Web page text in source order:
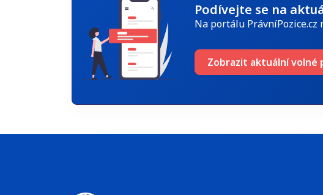
Podívejte se na
Na portálu PrávníPozice.cz
Zobrazit aktuální volné